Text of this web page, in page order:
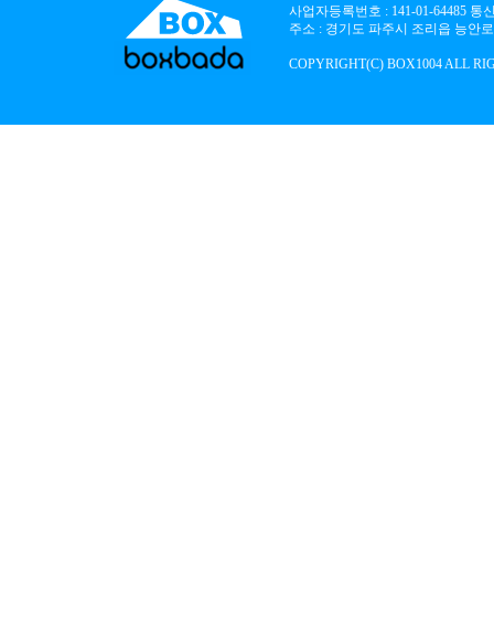
사업자등록번호 : 141-01-64485
주소 : 경기도 파주시 조리읍 능안
COPYRIGHT(C) BOX1004 ALL